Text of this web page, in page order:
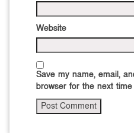
Website
Save my name, email,
browser for the next